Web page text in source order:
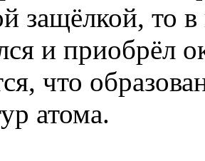
защёлкой, то
и приобрёл
что
атома.